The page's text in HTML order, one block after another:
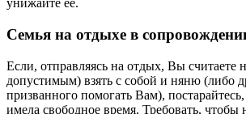
унижайте ее.
Семья на отдыхе в
​Если, отправляясь на отдых, Вы считаете
допустимым) взять с собой и няню (либо
призванного помогать Вам),
имела свободное время. Требовать, чтобы